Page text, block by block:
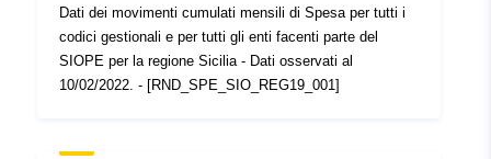
Dati dei movimenti cumulati mensili di Spesa per tutti i
codici gestionali e per tutti gli enti facenti parte del
SIOPE per la regione Sicilia - Dati osservati al
10/02/2022. - [RND_SPE_SIO_REG19_001]